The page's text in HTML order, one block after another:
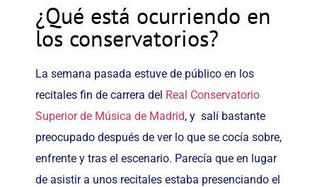
¿Qué está ocurriendo en
los conservatorios?
La semana pasada estuve de público en los
recitales fin de carrera del Real Conservatorio
Superior de Música de Madrid, y salí bastante
preocupado después de ver lo que se cocía sobre,
enfrente y tras el escenario. Parecía que en lugar
de asistir a unos recitales estaba presenciando el